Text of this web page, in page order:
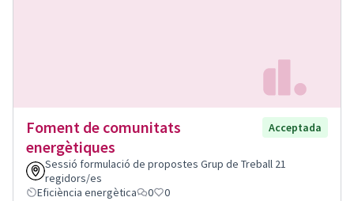
Foment de comunitats
energètiques
Acceptada
Sessió formulació de propostes Grup de Treball 21
regidors/es
Eficiència energètica
0 0